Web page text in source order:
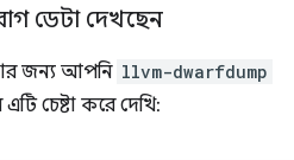
ডেটা দেখছেন
জন্য আপনি llvm-dwarfdump
চেষ্টা করে দেখি: